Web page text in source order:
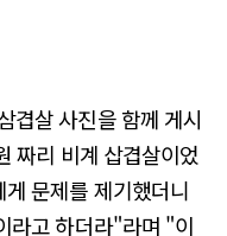
겹살 사진을 함께 게시
짜리 비계 삽겹살이었
문제를 제기했더니
라고 하더라"라며 "이